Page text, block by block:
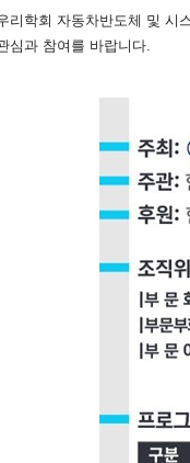
리학회 자동차반도체 및 시
심과 참여를 바랍니다.